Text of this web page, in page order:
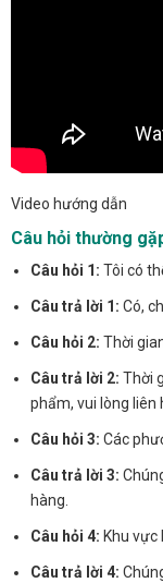
Video hướng dẫn
Câu hỏi thường
Câu hỏi 1: Tôi có
Câu trả lời 1: Có,
Câu hỏi 2: Thời
Câu trả lời 2: Thời
phẩm, vui lòng liên
Câu hỏi 3: Các
Câu trả lời 3:
hàng.
Câu hỏi 4: Khu vực
Câu trả lời 4: